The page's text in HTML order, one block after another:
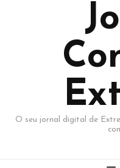
O seu jornal digital de